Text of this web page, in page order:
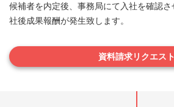
候補者を内定後、事務局にて入社を確認さ
社後成果報酬が発生致します。
資料請求リクエスト